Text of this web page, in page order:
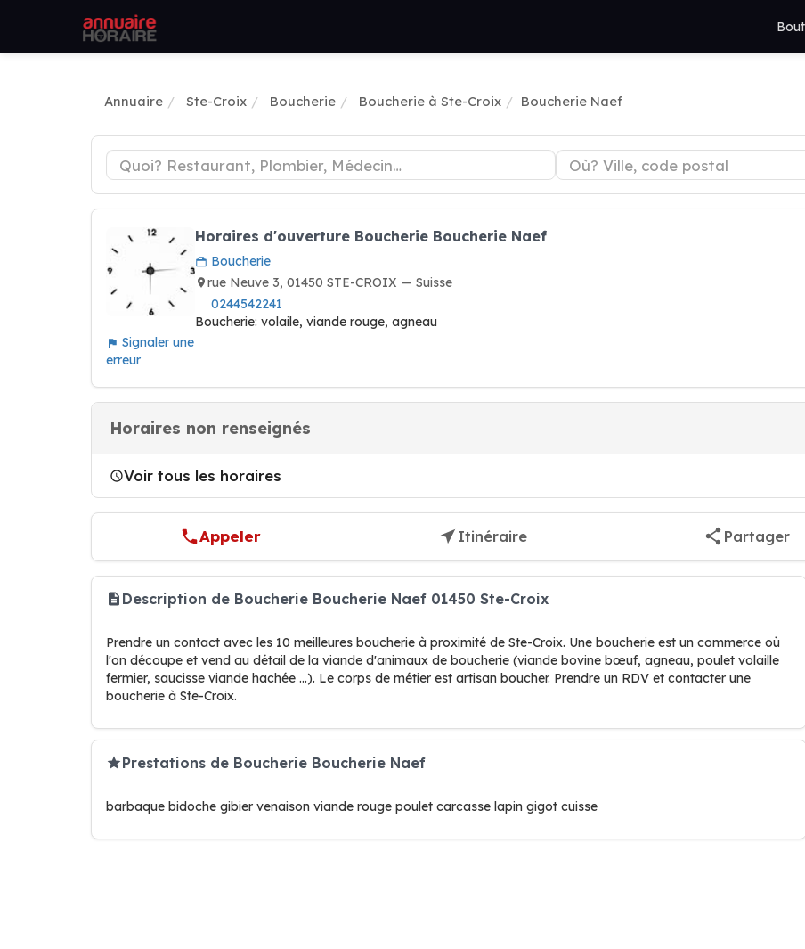
Annuaire Ste-Croix Boucherie Boucherie à Ste-Croix Boucherie Naef
Signaler une
erreur
Horaires d'ouverture Boucherie Boucherie Naef
Boucherie
rue Neuve 3, 01450 STE-CROIX — Suisse
0244542241
Boucherie: volaile, viande rouge, agneau
Horaires non renseignés
Voir tous les horaires
Appeler Itinéraire Partager
Description de Boucherie Boucherie Naef 01450 Ste-Croix
Prendre un contact avec les 10 meilleures boucherie à proximité de Ste-Croix. Une boucherie est un commerce où
l'on découpe et vend au détail de la viande d'animaux de boucherie (viande bovine bœuf, agneau, poulet volaille
fermier, saucisse viande hachée …). Le corps de métier est artisan boucher. Prendre un RDV et contacter une
boucherie à Ste-Croix.
Prestations de Boucherie Boucherie Naef
barbaque bidoche gibier venaison viande rouge poulet carcasse lapin gigot cuisse